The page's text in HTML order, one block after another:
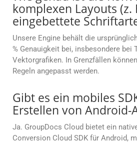
komplexen Layouts (z.
eingebettete
Unsere Engine behält die
% Genauigkeit bei, insbesondere bei
Vektorgrafiken. In Grenzfällen
Regeln angepasst werden.
Gibt es ein mobiles
Erstellen von Android-
Ja. GroupDocs Cloud bietet ein
Conversion Cloud SDK für Android,